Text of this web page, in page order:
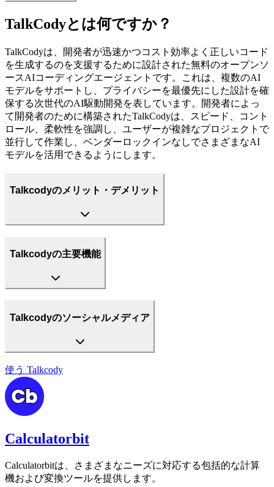
TalkCodyとは何ですか？
TalkCodyは、開発者が迅速かつコスト効率よく正しいコード
を生成するのを支援するために設計された無料のオープンソ
ースAIコーディングエージェントです。これは、複数のAI
モデルをサポートし、プライバシーを最優先にした設計を確
保する次世代のAI駆動開発を表しています。開発者によっ
て開発者のために構築されたTalkCodyは、スピード、コント
ロール、柔軟性を強調し、ユーザーが複雑なプロジェクトで
並行して作業し、ベンダーロックインなしでさまざまなAI
モデルを活用できるようにします。
Talkcodyのメリット・デメリット
Talkcodyの主要機能
Talkcodyのソーシャルメディア
使う Talkcody
Calculatorbit
Calculatorbitは、さまざまなニーズに対応する包括的な計算
機および変換ツールを提供します。